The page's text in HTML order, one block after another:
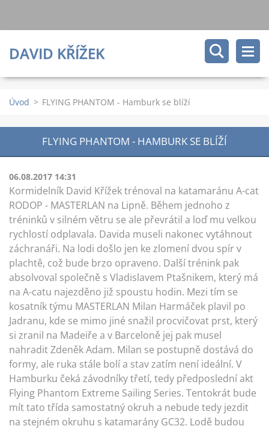
DAVID KŘÍŽEK
Úvod > FLYING PHANTOM - Hamburk se blíží
FLYING PHANTOM - HAMBURK SE BLÍŽÍ
06.08.2017 14:31
Kormidelník David Křížek trénoval na katamaránu A-cat
RODOP - MASTERLAN na Lipně. Během jednoho z
tréninků v silném větru se ale převrátil a loď mu velkou
rychlostí odplavala. Davida museli nakonec vytáhnout
záchranáři. Na lodi došlo jen ke zlomení dvou spír v
plachtě, což bude brzo opraveno. Další trénink pak
absolvoval společně s Vladislavem Ptašnikem, který má
na A-catu najezděno již spoustu hodin. Mezi tím se
kosatník týmu MASTERLAN Milan Harmáček plavil po
Jadranu, kde se mimo jiné snažil procvičovat prst, který
si zranil na Madeiře a v Barceloně jej pak musel
nahradit Zdeněk Adam. Milan se postupně dostává do
formy, ale ruka stále bolí a stav zatím není ideální. V
Hamburku čeká závodníky třetí, tedy předposlední akt
Flying Phantom Extreme Sailing Series. Tentokrát bude
mít tato třída samostatný okruh a nebude tedy jezdit
na stejném okruhu s katamarány GC32. Lodě budou